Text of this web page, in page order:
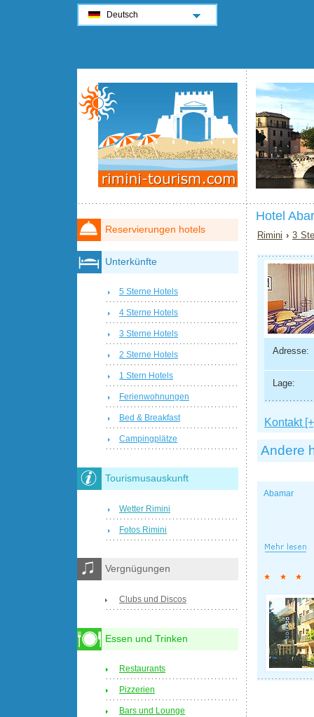
Hotel
Rimini ›3
Adresse:
Lage:
Kontakt
Andere
Abamar
Reservierungen hotels
Unterkünfte
5 Sterne Hotels
4 Sterne Hotels
3 Sterne Hotels
2 Sterne Hotels
1 Stern Hotels
Ferienwohnungen
Bed & Breakfast
Campingplätze
Tourismusauskunft
Wetter Rimini
Fotos Rimini
Vergnügungen
Clubs und Discos
Essen und Trinken
Restaurants
Pizzerien
Bars und Lounge
Deutsch